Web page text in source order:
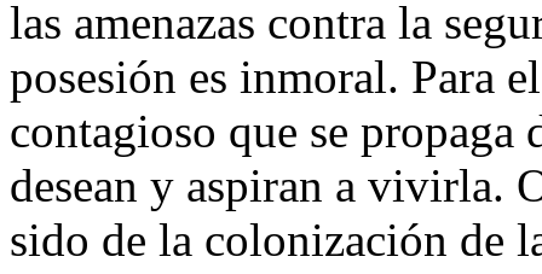
las amenazas contra la
posesión es inmoral. Para
contagioso que se propaga
desean y aspiran a vivirla.
sido de la colonización de